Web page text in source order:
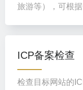
旅游等），可根
ICP备案检查
检查目标网站的